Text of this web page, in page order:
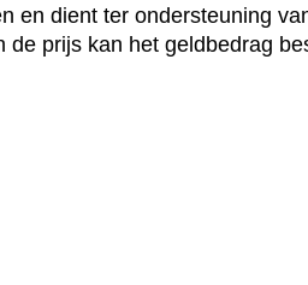
en dient ter ondersteuning
prijs kan het geldbedrag